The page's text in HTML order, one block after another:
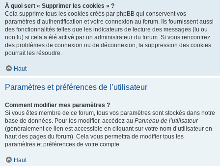
À quoi sert « Supprimer les cookies » ?
Cela supprime tous les cookies créés par phpBB qui conservent vos
paramètres d’authentification et votre connexion au forum. Ils fournissent aussi
des fonctionnalités telles que les indicateurs de lecture des messages (lu ou
non lu) si cela a été activé par un administrateur du forum. Si vous rencontrez
des problèmes de connexion ou de déconnexion, la suppression des cookies
pourrait les résoudre.
Haut
Paramètres et préférences de l’utilisateur
Comment modifier mes paramètres ?
Si vous êtes membre de ce forum, tous vos paramètres sont stockés dans notre
base de données. Pour les modifier, accédez au Panneau de l’utilisateur
(généralement ce lien est accessible en cliquant sur votre nom d’utilisateur en
haut des pages du forum). Cela vous permettra de modifier tous les
paramètres et préférences de votre compte.
Haut